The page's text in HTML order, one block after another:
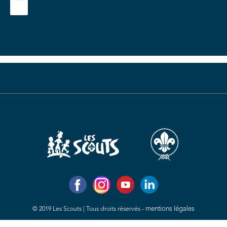
© 2019 Les Scouts | Tous droits réservés - mentions légales